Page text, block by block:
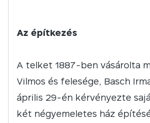
Az építkezés
A telket 1887-ben vásárolta
Vilmos és felesége, Basch
április 29-én kérvényezte
két négyemeletes ház